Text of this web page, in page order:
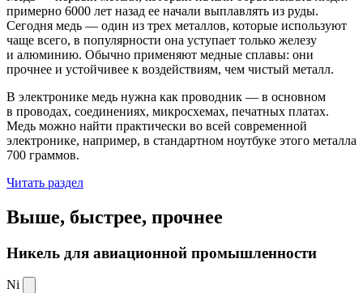
примерно 6000 лет назад ее начали выплавлять из руды.
Сегодня медь — один из трех металлов, которые используют
чаще всего, в популярности она уступает только железу
и алюминию. Обычно применяют медные сплавы: они
прочнее и устойчивее к воздействиям, чем чистый металл.
В электронике медь нужна как проводник — в основном
в проводах, соединениях, микросхемах, печатных платах.
Медь можно найти практически во всей современной
электронике, например, в стандартном ноутбуке этого металла
700 граммов.
Читать раздел
Выше, быстрее, прочнее
Никель для авиационной промышленности
Ni